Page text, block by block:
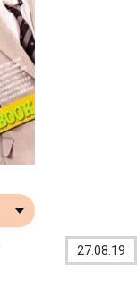
27.08.19